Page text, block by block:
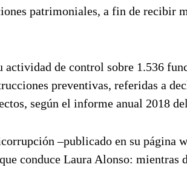
patrimoniales, a fin de recibir
de control sobre 1.536
preventivas, referidas a
según el informe anual 2018
–publicado en su página
conduce Laura Alonso: mientras